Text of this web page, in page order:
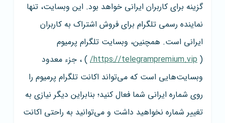
گزینه برای کاربران ایرانی خواهد بود. این وبسایت، تنها
نماینده رسمی تلگرام برای فروش اشتراک به کاربران
ایرانی است. همچنین، وبسایت تلگرام پرمیوم
(
https://telegrampremium.vip/ ) ، جزء معدود
وبسایت‌هایی است که می‌تواند اکانت تلگرام پرمیوم را
روی شماره ایرانی شما فعال کنید؛‌ بنابراین دیگر نیازی به
تغییر شماره نخواهید داشت و می‌توانید به راحتی اکانت